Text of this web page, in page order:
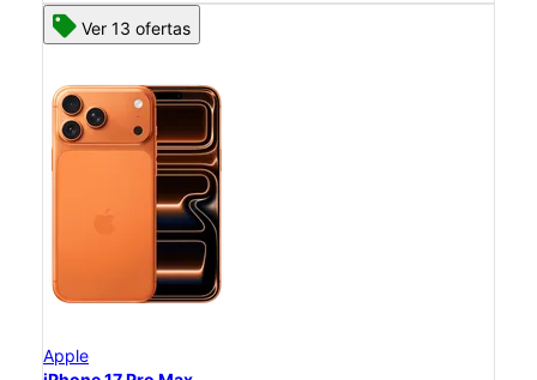
Ver 13 ofertas
Apple